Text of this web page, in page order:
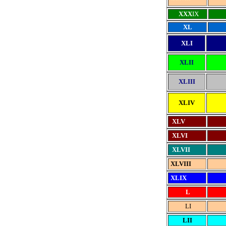
XXXIX
XL
XLI
XLII
XLIII
XLIV
XLV
XLVI
XLVII
XLVIII
XLIX
L
LI
LII